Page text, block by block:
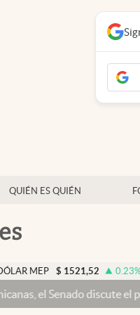
QUIÉN ES QUIÉN
$ 1521,52 0.23%
discute el proyecto y se